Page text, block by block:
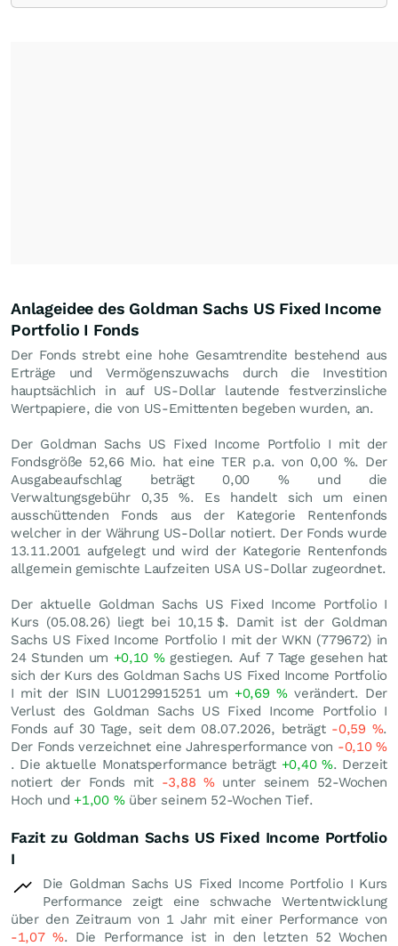
Anlageidee des Goldman Sachs US Fixed Income
Portfolio I Fonds
Der Fonds strebt eine hohe Gesamtrendite bestehend aus
Erträge und Vermögenszuwachs durch die Investition
hauptsächlich in auf US-Dollar lautende festverzinsliche
Wertpapiere, die von US-Emittenten begeben wurden, an.
Der Goldman Sachs US Fixed Income Portfolio I mit der
Fondsgröße 52,66 Mio. hat eine TER p.a. von 0,00 %. Der
Ausgabeaufschlag beträgt 0,00 % und die
Verwaltungsgebühr 0,35 %. Es handelt sich um einen
ausschüttenden Fonds aus der Kategorie Rentenfonds
welcher in der Währung US-Dollar notiert. Der Fonds wurde
13.11.2001 aufgelegt und wird der Kategorie Rentenfonds
allgemein gemischte Laufzeiten USA US-Dollar zugeordnet.
Der aktuelle Goldman Sachs US Fixed Income Portfolio I
Kurs (05.08.26) liegt bei 10,15 $. Damit ist der Goldman
Sachs US Fixed Income Portfolio I mit der WKN (779672) in
24 Stunden um +0,10 %gestiegen. Auf 7 Tage gesehen hat
sich der Kurs des Goldman Sachs US Fixed Income Portfolio
I mit der ISIN LU0129915251 um +0,69%verändert. Der
Verlust des Goldman Sachs US Fixed Income Portfolio I
Fonds auf 30 Tage, seit dem 08.07.2026, beträgt -0,59 %.
Der Fonds verzeichnet eine Jahresperformance von -0,10%
. Die aktuelle Monatsperformance beträgt +0,40 %. Derzeit
notiert der Fonds mit -3,88 %unter seinem 52-Wochen
Hoch und +1,00 %über seinem 52-Wochen Tief.
Fazit zu Goldman Sachs US Fixed Income Portfolio
I
Die Goldman Sachs US Fixed Income Portfolio I Kurs
Performance zeigt eine schwache Wertentwicklung
über den Zeitraum von 1 Jahr mit einer Performance von
-1,07%. Die Performance ist in den letzten 52 Wochen